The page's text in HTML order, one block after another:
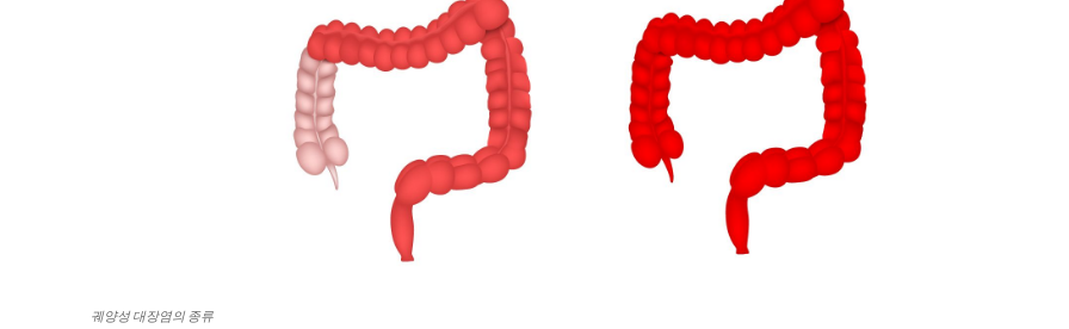
궤양성 대장염의 종류